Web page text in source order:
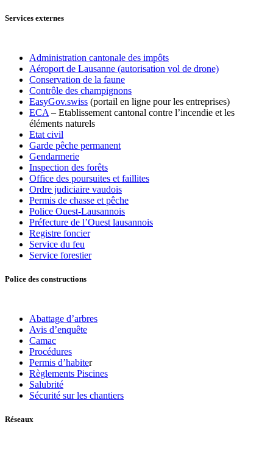
Services externes
Administration cantonale des impôts
Aéroport de Lausanne (autorisation vol de drone)
Conservation de la faune
Contrôle des champignons
EasyGov.swiss (portail en ligne pour les entreprises)
ECA – Etablissement cantonal contre l’incendie et les
éléments naturels
Etat civil
Garde pêche permanent
Gendarmerie
Inspection des forêts
Office des poursuites et faillites
Ordre judiciaire vaudois
Permis de chasse et pêche
Police Ouest-Lausannois
Préfecture de l’Ouest lausannois
Registre foncier
Service du feu
Service forestier
Police des constructions
Abattage d’arbres
Avis d’enquête
Camac
Procédures
Permis d’habiter
Règlements Piscines
Salubrité
Sécurité sur les chantiers
Réseaux